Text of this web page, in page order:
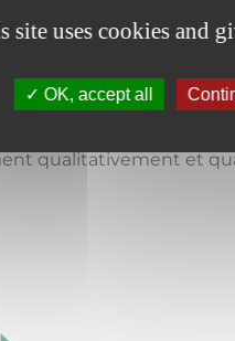
site uses cookies and
OK, accept all
un espace produisant
de notre région
qualitativement et